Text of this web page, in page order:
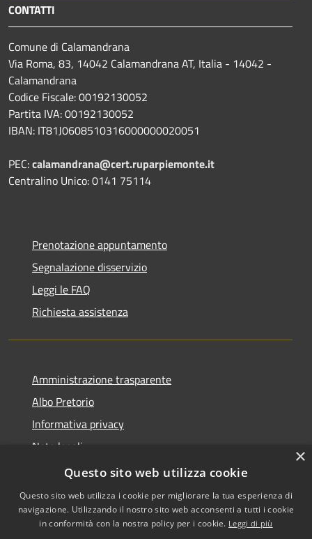
CONTATTI
Comune di Calamandrana
Via Roma, 83, 14042 Calamandrana AT, Italia - 14042 -
Calamandrana
Codice Fiscale: 00192130052
Partita IVA: 00192130052
IBAN: IT81J0608510316000000020051
PEC:calamandrana@cert.ruparpiemonte.it
Centralino Unico: 0141 75114
Prenotazione appuntamento
Segnalazione disservizio
Leggi le FAQ
Richiesta assistenza
Amministrazione trasparente
Albo Pretorio
Informativa privacy
Note legali
Dichiarazione di accessibilità
×
Questo sito web utilizza cookie
Questo sito web utilizza i cookie per migliorare la tua esperienza di
navigazione. Utilizzando il nostro sito web acconsenti a tutti i cookie
in conformità con la nostra policy per i cookie. Leggi di più